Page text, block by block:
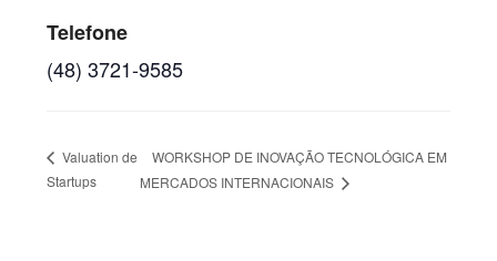
Telefone
(48) 3721-9585
Valuation de
Startups
WORKSHOP DE INOVAÇÃO TECNOLÓGICA EM
MERCADOS INTERNACIONAIS